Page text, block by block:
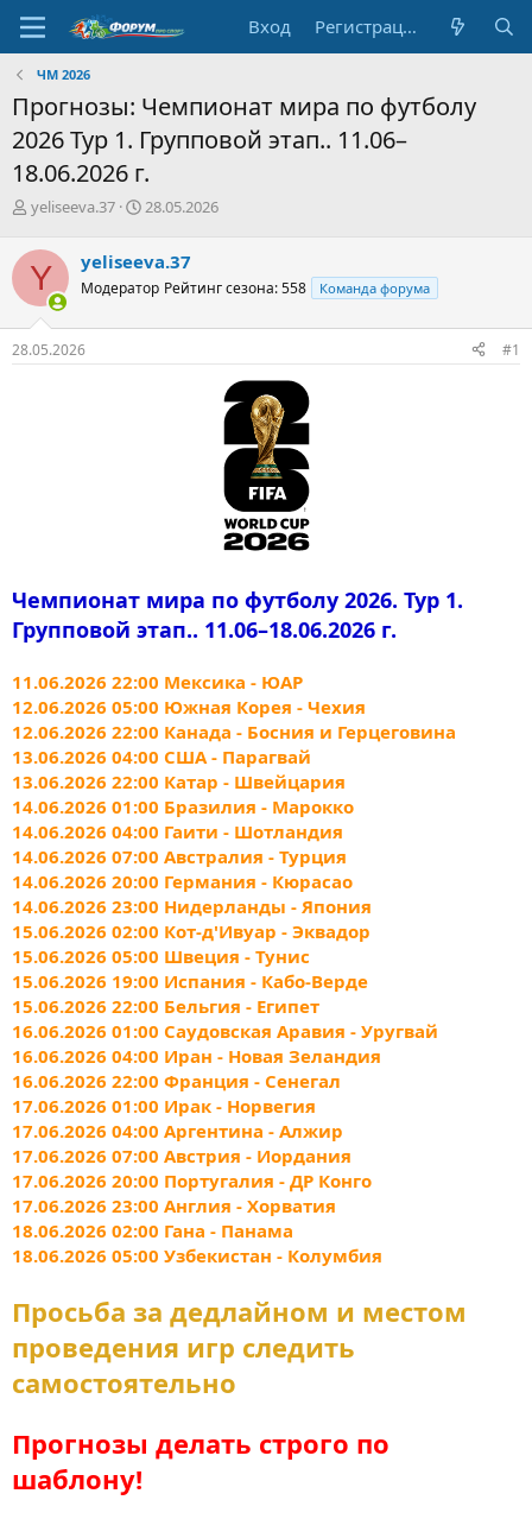
Вход Регистрация
ЧМ 2026
Прогнозы: Чемпионат мира по футболу
2026 Тур 1. Групповой этап.. 11.06–
18.06.2026 г.
А
т
о
т
е
м
yeliseeva.37
Д
а
н
ч
28.05.2026
Y yeliseeva.37
Модератор Рейтинг сезона: 558 Команда форума
28.05.2026 #1
Чемпионат мира по футболу 2026. Тур 1.
Групповой этап.. 11.06–18.06.2026 г.
11.06.2026 22:00 Мексика - ЮАР
12.06.2026 05:00 Южная Корея - Чехия
12.06.2026 22:00 Канада - Босния и Герцеговина
13.06.2026 04:00 США - Парагвай
13.06.2026 22:00 Катар - Швейцария
14.06.2026 01:00 Бразилия - Марокко
14.06.2026 04:00 Гаити - Шотландия
14.06.2026 07:00 Австралия - Турция
14.06.2026 20:00 Германия - Кюрасао
14.06.2026 23:00 Нидерланды - Япония
15.06.2026 02:00 Кот-д'Ивуар - Эквадор
15.06.2026 05:00 Швеция - Тунис
15.06.2026 19:00 Испания - Кабо-Верде
15.06.2026 22:00 Бельгия - Египет
16.06.2026 01:00 Саудовская Аравия - Уругвай
16.06.2026 04:00 Иран - Новая Зеландия
16.06.2026 22:00 Франция - Сенегал
17.06.2026 01:00 Ирак - Норвегия
17.06.2026 04:00 Аргентина - Алжир
17.06.2026 07:00 Австрия - Иордания
17.06.2026 20:00 Португалия - ДР Конго
17.06.2026 23:00 Англия - Хорватия
18.06.2026 02:00 Гана - Панама
18.06.2026 05:00 Узбекистан - Колумбия
Просьба за дедлайном и местом
проведения игр следить
самостоятельно
Прогнозы делать строго по
шаблону!